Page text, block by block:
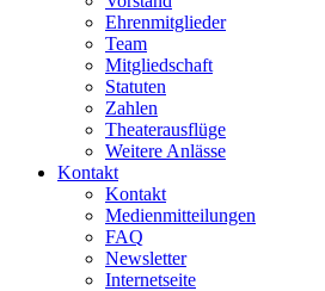
Ehrenmitglieder
Team
Mitgliedschaft
Statuten
Zahlen
Theaterausflüge
Weitere Anlässe
Kontakt
Kontakt
Medienmitteilungen
FAQ
Newsletter
Internetseite